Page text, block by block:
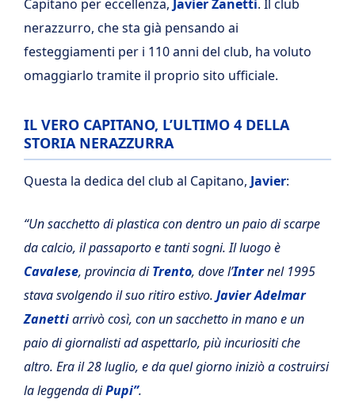
Capitano per eccellenza, Javier Zanetti. Il club
nerazzurro, che sta già pensando ai
festeggiamenti per i 110 anni del club, ha voluto
omaggiarlo tramite il proprio sito ufficiale.
IL VERO CAPITANO, L’ULTIMO 4 DELLA
STORIA NERAZZURRA
Questa la dedica del club al Capitano, Javier:
“Un sacchetto di plastica con dentro un paio di scarpe
da calcio, il passaporto e tanti sogni. Il luogo è
Cavalese, provincia diTrento, dove l’Internel 1995
stava svolgendo il suo ritiro estivo. Javier Adelmar
Zanettiarrivò così, con un sacchetto in mano e un
paio di giornalisti ad aspettarlo, più incuriositi che
altro. Era il 28 luglio, e da quel giorno iniziò a costruirsi
la leggenda diPupi”.